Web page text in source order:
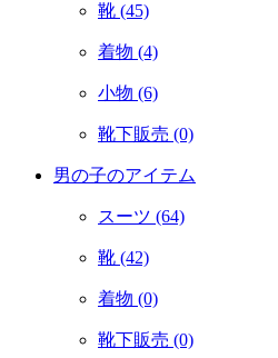
靴 (45)
着物 (4)
小物 (6)
靴下販売 (0)
男の子のアイテム
スーツ (64)
靴 (42)
着物 (0)
靴下販売 (0)